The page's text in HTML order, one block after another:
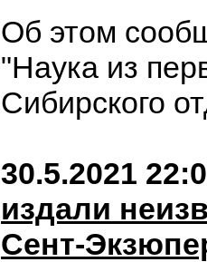
Об этом
"Наука из
Сибирского
30.5.2021
издали
Сент-